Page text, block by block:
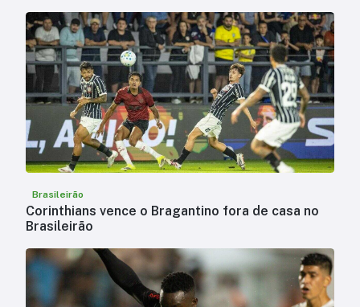
Brasileirão
Corinthians vence o Bragantino fora de casa no
Brasileirão